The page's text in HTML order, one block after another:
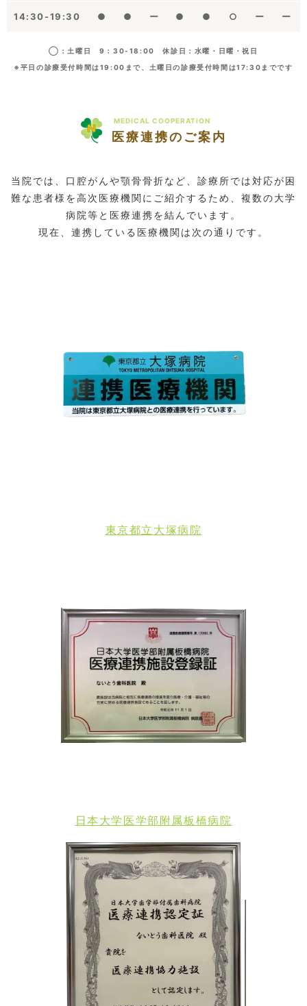
14:30-19:30 ● ● ー ● ● ○ ー ー
◯：土曜日 9：30-18:00 休診日：水曜・日曜・祝日
※平日の診療受付時間は19:00まで、土曜日の診療受付時間は17:30までです
MEDICAL COOPERATION
医療連携のご案内
当院では、口腔がんや顎骨骨折など、診療所では対応が困
難な患者様を高次医療機関にご紹介するため、複数の大学
病院等と医療連携を結んでいます。
現在、連携している医療機関は次の通りです。
東京都立大塚病院
日本大学医学部附属板橋病院